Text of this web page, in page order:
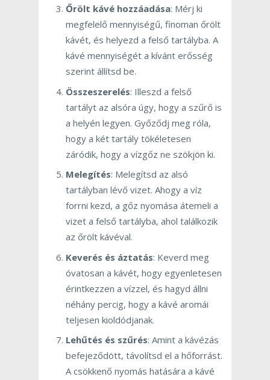
Őrölt kávé hozzáadása: Mérj ki
megfelelő mennyiségű, finoman őrölt
kávét, és helyezd a felső tartályba. A
kávé mennyiségét a kívánt erősség
szerint állítsd be.
Összeszerelés: Illeszd a felső
tartályt az alsóra úgy, hogy a szűrő is
a helyén legyen. Győződj meg róla,
hogy a két tartály tökéletesen
záródik, hogy a vízgőz ne szökjön ki.
Melegítés: Melegítsd az alsó
tartályban lévő vizet. Ahogy a víz
forrni kezd, a gőz nyomása átemeli a
vizet a felső tartályba, ahol találkozik
az őrölt kávéval.
Keverés és áztatás: Keverd meg
óvatosan a kávét, hogy egyenletesen
érintkezzen a vízzel, és hagyd állni
néhány percig, hogy a kávé aromái
teljesen kioldódjanak.
Lehűtés és szűrés: Amint a kávézás
befejeződött, távolítsd el a hőforrást.
A csökkenő nyomás hatására a kávé